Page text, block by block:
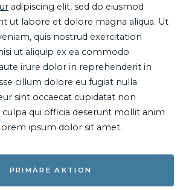
adipiscing elit, sed do eiusmod
ut labore et dolore magna aliqua. Ut
quis nostrud exercitation
ut aliquip ex ea commodo
irure dolor in reprehenderit in
cillum dolore eu fugiat nulla
sint occaecat cupidatat non
qui officia deserunt mollit anim
ipsum dolor sit amet.
PRIMÄRE AKTION